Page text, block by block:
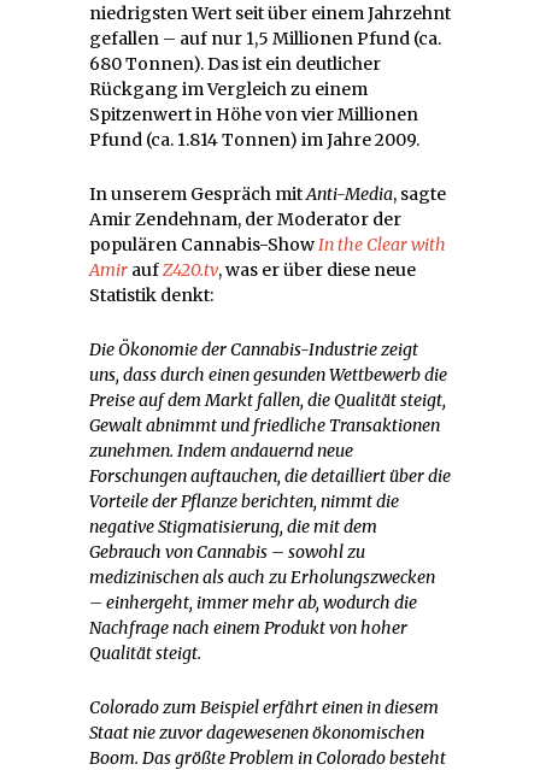
niedrigsten Wert seit über einem Jahrzehnt
gefallen – auf nur 1,5 Millionen Pfund (ca.
680 Tonnen). Das ist ein deutlicher
Rückgang im Vergleich zu einem
Spitzenwert in Höhe von vier Millionen
Pfund (ca. 1.814 Tonnen) im Jahre 2009.
In unserem Gespräch mitAnti-Media, sagte
Amir Zendehnam, der Moderator der
populären Cannabis-ShowIn the Clear with
Amir aufZ420.tv, was er über diese neue
Statistik denkt:
Die Ökonomie der Cannabis-Industrie zeigt
uns, dass durch einen gesunden Wettbewerb die
Preise auf dem Markt fallen, die Qualität steigt,
Gewalt abnimmt und friedliche Transaktionen
zunehmen. Indem andauernd neue
Forschungen auftauchen, die detailliert über die
Vorteile der Pflanze berichten, nimmt die
negative Stigmatisierung, die mit dem
Gebrauch von Cannabis – sowohl zu
medizinischen als auch zu Erholungszwecken
– einhergeht, immer mehr ab, wodurch die
Nachfrage nach einem Produkt von hoher
Qualität steigt.
Colorado zum Beispiel erfährt einen in diesem
Staat nie zuvor dagewesenen ökonomischen
Boom. Das größte Problem in Colorado besteht